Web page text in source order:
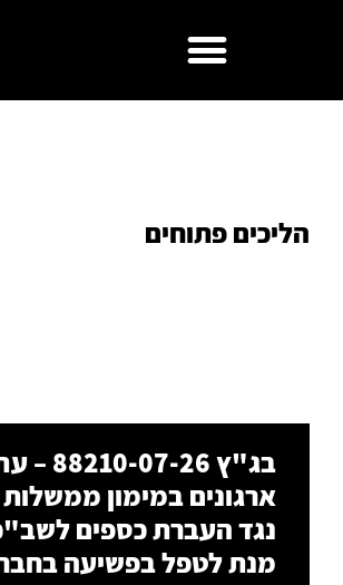
הליכים פתוחים
בג"ץ
ארגונים במימון ממשלות
נגד העברת כספים
מנת לטפל בפשיעה